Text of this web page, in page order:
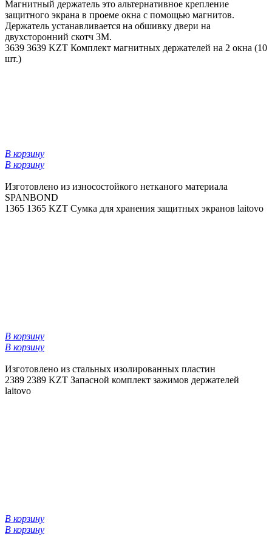
Магнитный держатель это альтернативное крепление
защитного экрана в проеме окна с помощью магнитов.
Держатель устанавливается на обшивку двери на
двухсторонний скотч 3М.
3639 3639 KZT Комплект магнитных держателей на 2 окна (10
шт.)
В корзину
В корзину
Изготовлено из износостойкого нетканого материала
SPANBOND
1365 1365 KZT Сумка для хранения защитных экранов laitovo
В корзину
В корзину
Изготовлено из стальных изолированных пластин
2389 2389 KZT Запасной комплект зажимов держателей
laitovo
В корзину
В корзину